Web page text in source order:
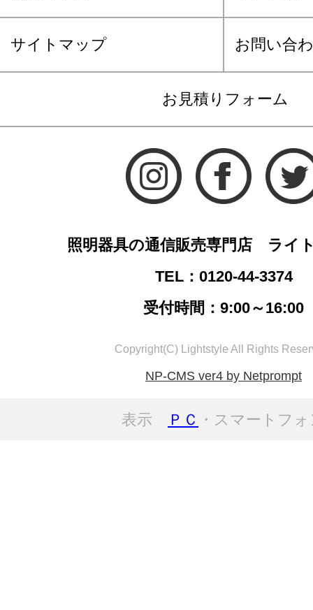
サイトマップ お問い合
お見積りフォーム
照明器具の通信販売専門店 ライ
TEL：0120-44-3374
受付時間：9:00～16:00
Copyright(C) Lightstyle All Rights
NP-CMS ver4 by Netprompt
表示 ＰＣ ・スマートフ